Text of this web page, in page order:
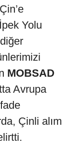
Yolu
MOBSAD
Avrupa
Çinli alım